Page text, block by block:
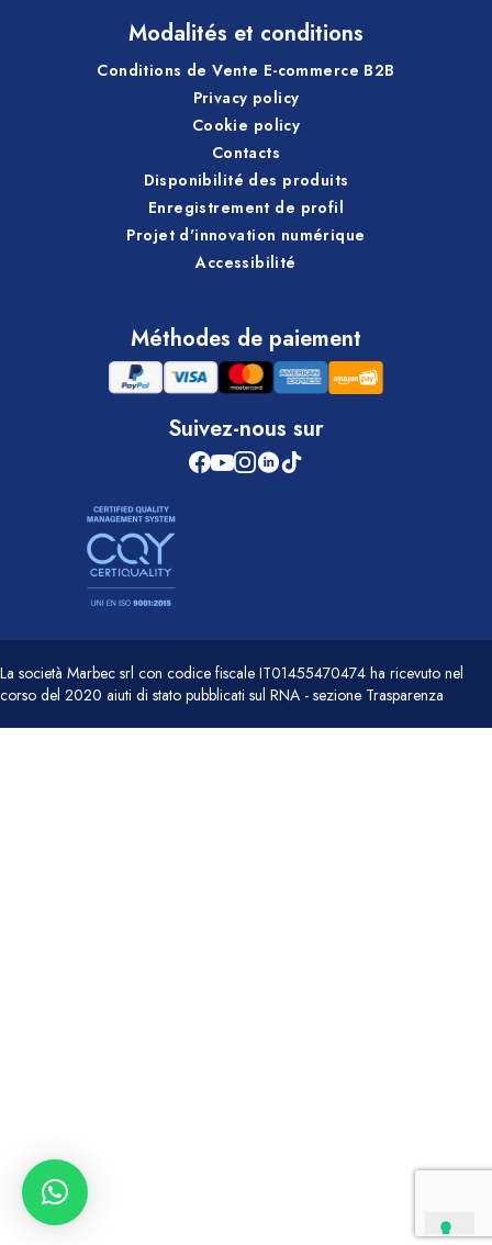
Modalités et conditions
Conditions de Vente E-commerce B2B
Privacy policy
Cookie policy
Contacts
Disponibilité des produits
Enregistrement de profil
Projet d'innovation numérique
Accessibilité
Méthodes de paiement
Suivez-nous sur
La società Marbec srl con codice fiscale IT01455470474 ha ricevuto nel
corso del 2020 aiuti di stato pubblicati sul RNA - sezione Trasparenza